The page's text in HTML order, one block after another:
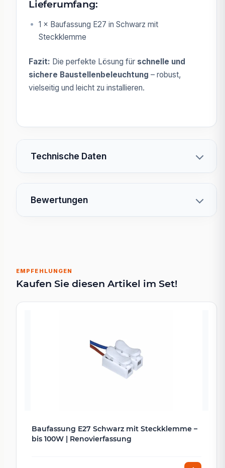
Lieferumfang:
1 × Baufassung E27 in Schwarz mit
Steckklemme
Fazit: Die perfekte Lösung für schnelle und
sichere Baustellenbeleuchtung – robust,
vielseitig und leicht zu installieren.
Technische Daten
Bewertungen
EMPFEHLUNGEN
Kaufen Sie diesen Artikel im Set!
Baufassung E27 Schwarz mit Steckklemme –
bis 100W | Renovierfassung